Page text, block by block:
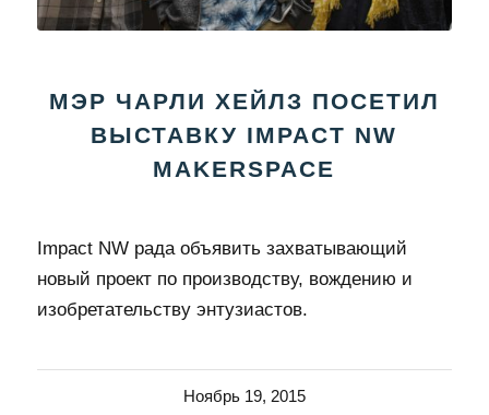
МЭР ЧАРЛИ ХЕЙЛЗ ПОСЕТИЛ
ВЫСТАВКУ IMPACT NW
MAKERSPACE
Impact NW рада объявить захватывающий
новый проект по производству, вождению и
изобретательству энтузиастов.
Ноябрь 19, 2015